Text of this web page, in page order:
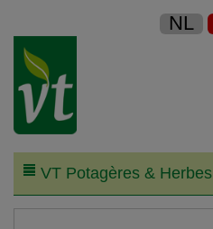
NL
VT Potagères & Herbes